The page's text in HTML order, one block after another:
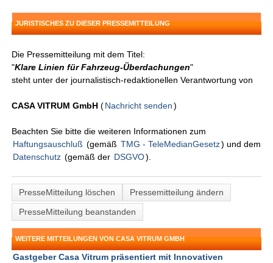
JURISTISCHES ZU DIESER PRESSEMITTEILUNG
Die Pressemitteilung mit dem Titel:
"Klare Linien für Fahrzeug-Überdachungen"
steht unter der journalistisch-redaktionellen Verantwortung von
CASA VITRUM GmbH (Nachricht senden )
Beachten Sie bitte die weiteren Informationen zum
Haftungsauschluß (gemäß TMG - TeleMedianGesetz) und dem
Datenschutz (gemäß der DSGVO).
PresseMitteilung löschen
Pressemitteilung ändern
PresseMitteilung beanstanden
WEITERE MITTEILUNGEN VON CASA VITRUM GMBH
Gastgeber Casa Vitrum präsentiert mit Innovativen